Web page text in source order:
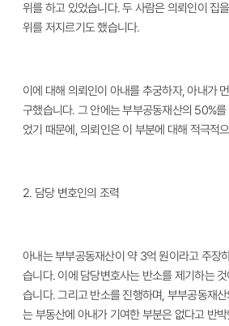
위를 하고 있었습니다. 두 사람은 의뢰인이 집
위를 저지르기도 했습니다.
이에 대해 의뢰인이 아내를 추궁하자, 아내가
구했습니다. 그 안에는 부부공동재산의 50%
었기 때문에, 의뢰인은 이 부분에 대해 적극적
2. 담당 변호인의 조력
아내는 부부공동재산이 약 3억 원이라고 주장
습니다. 이에 담당변호사는 반소를 제기하는
습니다. 그리고 반소를 진행하며, 부부공동재
는 부동산에 아내가 기여한 부분은 없다고 반